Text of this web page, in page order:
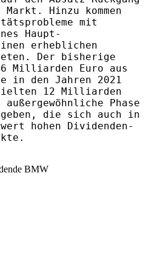
Hinzu kommen
mit
Haupt-
erheblichen
Der bisherige
Milliarden Euro aus
in den Jahren 2021
12 Milliarden
Phase
die sich auch in
hohen Dividenden-